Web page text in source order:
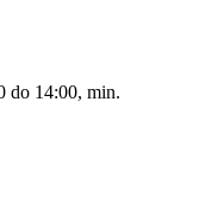
do 14:00, min.